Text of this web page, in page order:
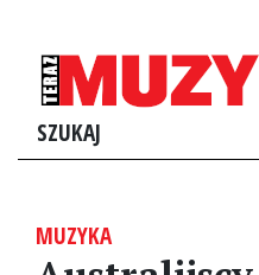
SZUKAJ
MUZYKA